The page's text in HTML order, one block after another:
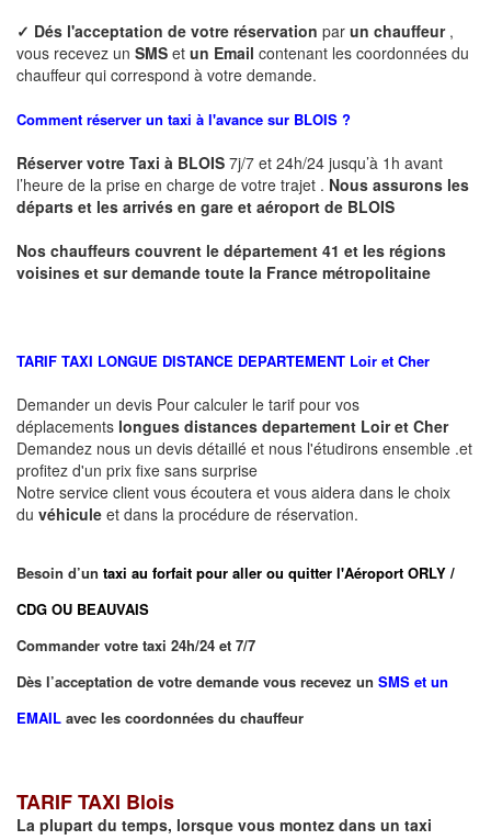
✓ Dés l'acceptation de votre réservation par un chauffeur ,
vous recevez un SMS et un Email contenant les coordonnées du
chauffeur qui correspond à votre demande.
Comment réserver un taxi à l'avance sur BLOIS ?
Réserver votre Taxi à BLOIS 7j/7 et 24h/24 jusqu’à 1h avant
l’heure de la prise en charge de votre trajet . Nous assurons les
départs et les arrivés en gare et aéroport de BLOIS
Nos chauffeurs couvrent le département 41 et les régions
voisines et sur demande toute la France métropolitaine
TARIF TAXI LONGUE DISTANCE DEPARTEMENT Loir et Cher
Demander un devis Pour calculer le tarif pour vos
déplacements longues distances departement Loir et Cher
Demandez nous un devis détaillé et nous l'étudirons ensemble .et
profitez d'un prix fixe sans surprise
Notre service client vous écoutera et vous aidera dans le choix
du véhicule et dans la procédure de réservation.
Besoin d’un taxi au forfait pour aller ou quitter l'Aéroport ORLY /
CDG OU BEAUVAIS
Commander votre taxi 24h/24 et 7/7
Dès l’acceptation de votre demande vous recevez un SMS et un
EMAIL avec les coordonnées du chauffeur
TARIF TAXI Blois
La plupart du temps, lorsque vous montez dans un taxi